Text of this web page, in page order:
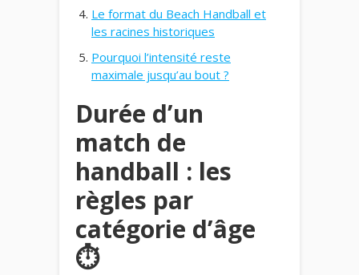
Le format du Beach Handball et
les racines historiques
Pourquoi l’intensité reste
maximale jusqu’au bout ?
Durée d’un
match de
handball : les
règles par
catégorie d’âge
⏱️